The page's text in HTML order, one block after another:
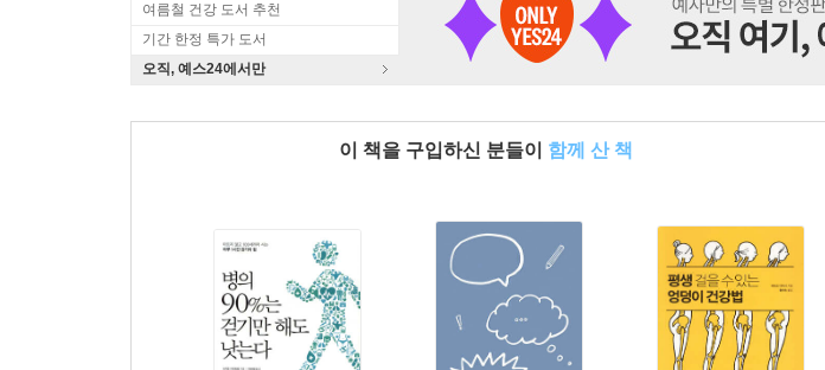
여름철 건강 도서 추천
기간 한정 특가 도서
오직, 예스24에서만
이 책을 구입하신 분들이 함께 산 책